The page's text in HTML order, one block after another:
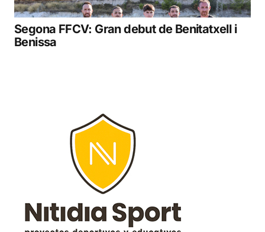
Segona FFCV: Gran debut de Benitatxell i
Benissa